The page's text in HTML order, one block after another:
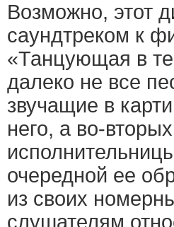
Возможно, этот
саундтреком к
«Танцующая в
далеко не все
звучащие в
него, а во-
очередной ее
из своих
слушателям